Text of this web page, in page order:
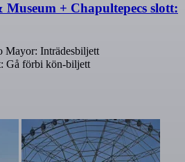
+ Chapultepecs slott:
Mayor: Inträdesbiljett
Gå förbi kön-biljett